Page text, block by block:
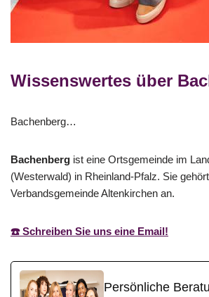
Wissenswertes über
Bachenberg…
Bachenberg ist eine Ortsgemeinde im
(Westerwald) in Rheinland-Pfalz. Sie
Verbandsgemeinde Altenkirchen an.
☎️ Schreiben Sie uns eine Email!
Persönliche